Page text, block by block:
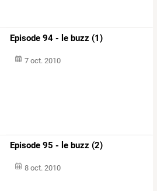
Episode 94 - le buzz (1)
7 oct. 2010
Episode 95 - le buzz (2)
8 oct. 2010